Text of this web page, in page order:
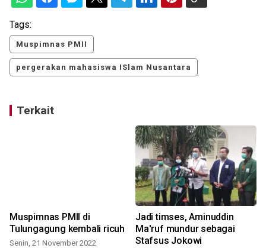
Tags:
Muspimnas PMII
pergerakan mahasiswa ISlam Nusantara
Terkait
Muspimnas PMII di
Tulungagung kembali ricuh
Senin, 21 November 2022
Jadi timses, Aminuddin
Ma'ruf mundur sebagai
Stafsus Jokowi